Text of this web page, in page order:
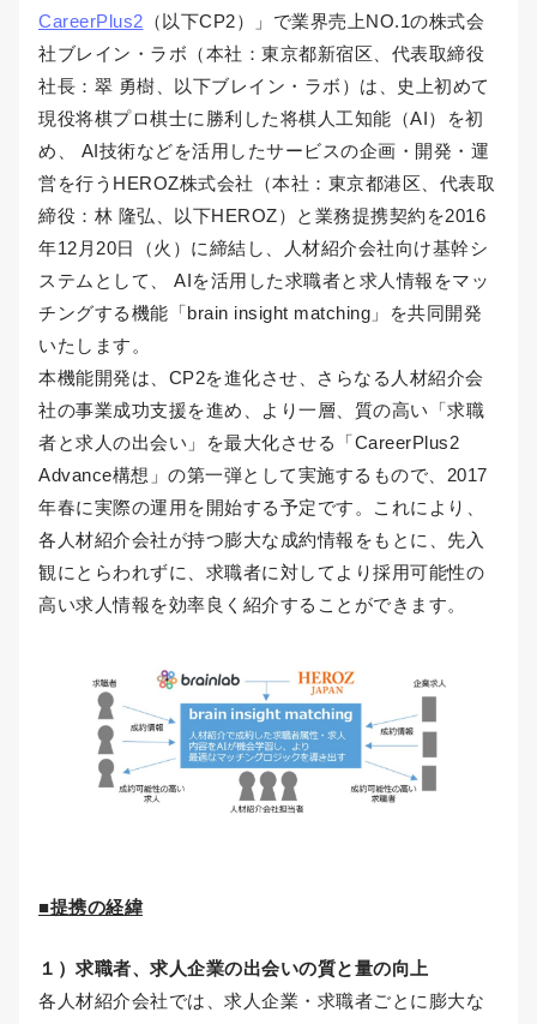
CareerPlus2 （以下CP2）」で業界売上NO.1の株式会
社ブレイン・ラボ（本社：東京都新宿区、代表取締役
社長：翠 勇樹、以下ブレイン・ラボ）は、史上初めて
現役将棋プロ棋士に勝利した将棋人工知能（AI）を初
め、 AI技術などを活用したサービスの企画・開発・運
営を行うHEROZ株式会社（本社：東京都港区、代表取
締役：林 隆弘、以下HEROZ）と業務提携契約を2016
年12月20日（火）に締結し、人材紹介会社向け基幹シ
ステムとして、 AIを活用した求職者と求人情報をマッ
チングする機能「brain insight matching」を共同開発
いたします。
本機能開発は、CP2を進化させ、さらなる人材紹介会
社の事業成功支援を進め、より一層、質の高い「求職
者と求人の出会い」を最大化させる「CareerPlus2
Advance構想」の第一弾として実施するもので、2017
年春に実際の運用を開始する予定です。これにより、
各人材紹介会社が持つ膨大な成約情報をもとに、先入
観にとらわれずに、求職者に対してより採用可能性の
高い求人情報を効率良く紹介することができます。
■提携の経緯
１）求職者、求人企業の出会いの質と量の向上
各人材紹介会社では、求人企業・求職者ごとに膨大な